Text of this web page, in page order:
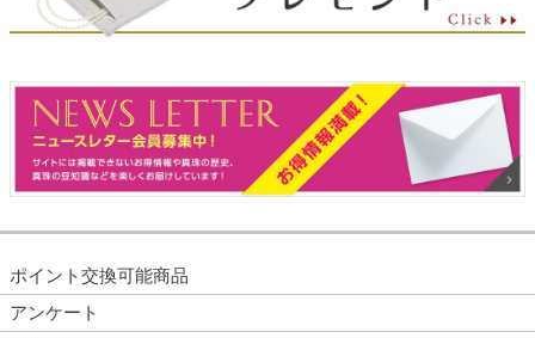
ポイント交換可能商品
アンケート